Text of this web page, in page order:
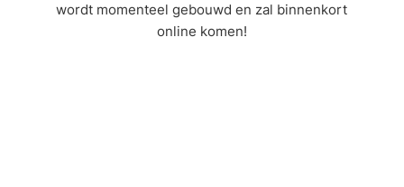
wordt momenteel gebouwd en zal binnenkort
online komen!